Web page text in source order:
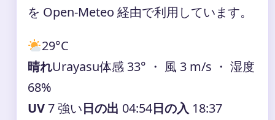
を Open-Meteo 経由で利用しています。
29°C
晴れUrayasu体感 33° ・ 風 3 m/s ・ 湿度
68%
UV7 強い日の出 04:54日の入 18:37